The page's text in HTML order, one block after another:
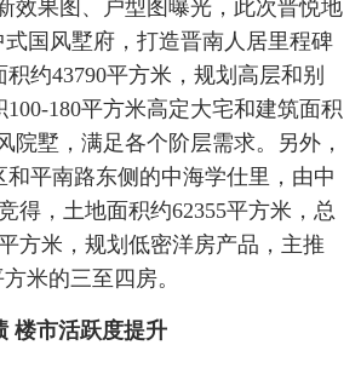
效果图、户型图曝光，此次晋悦地
式国风墅府，打造晋南人居里程碑
约43790平方米，规划高层和别
180平方米高定大宅和建筑面积
院墅，满足各个阶层需求。另外，
和平南路东侧的中海学仕里，由中
得，土地面积约62355平方米，总
方米，规划低密洋房产品，主推
米的三至四房。
楼市活跃度提升